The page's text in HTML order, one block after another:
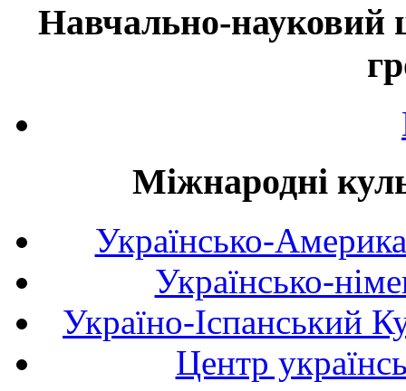
Навчально-науковий
Міжнародні
Українсько-
Українсько-
Україно-Іспанський
Центр